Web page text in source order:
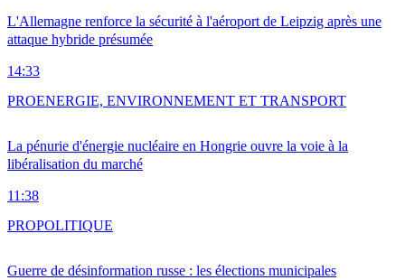
L'Allemagne renforce la sécurité à l'aéroport de Leipzig après une
attaque hybride présumée
14:33
La pénurie d'énergie nucléaire en Hongrie ouvre la voie à la
libéralisation du marché
11:38
PROENERGIE, ENVIRONNEMENT ET TRANSPORT
Guerre de désinformation russe : les élections municipales
PROPOLITIQUE